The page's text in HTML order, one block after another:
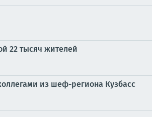
22 тысяч жителей
из шеф-региона Кузбасс